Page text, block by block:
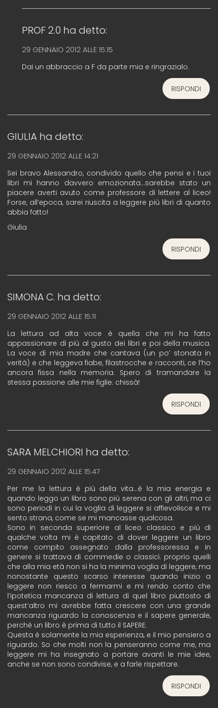
PROF 2.0 ha detto:
29 GENNAIO 2012 ALLE 15:15
Dai un abbraccio a F da parte mia e ringrazialo.
RISPONDI
GIULIA ha detto:
29 GENNAIO 2012 ALLE 14:21
Sei bravo Alessandro, condivido quello che pensi e i tuoi
libri mi hanno davvero emozionata…sarebbe stato un
piacere averti avuto come professore di lettere al liceo!
Forse, all’epoca, sarei riuscita a leggere più libri di quanto
abbia fatto!
Giulia
RISPONDI
SIMONA C. ha detto:
29 GENNAIO 2012 ALLE 15:11
La lettura ad alta voce è quella che mi ha fatto
appassionare di più al gusto dei libri e poi della musica.
La voce di mia madre che cantava (un po’ stonata in
verità) e che leggeva fiabe, filastrocche e racconti, ce l’ho
ancora fissa nella memoria. Spero di tramandare la
stessa passione alle mie figlie: chissà!
RISPONDI
SARA MELCHIORI ha detto:
29 GENNAIO 2012 ALLE 15:47
Per me la lettura è più della vita…è la mia energia e
quando leggo un libro sono più serena con gli altri, ma ci
sono periodi in cui la voglia di leggere si affievolisce e mi
sento strana, come se mi mancasse qualcosa.
Sono in seconda superiore al liceo classico e più di
qualche volta mi è capitato di dover leggere un libro
come compito assegnato dalla professoressa e in
genere si trattava di commedie o classici: proprio quelli
che alla mia età non si ha la minima voglia di leggere, ma
nonostante questo scarso interesse quando inizio a
leggere non riesco a fermarmi e mi rendo conto che
l’ipotetica mancanza di lettura di quel libro piuttosto di
quest’altro mi avrebbe fatta crescere con una grande
mancanza riguardo la conoscenza e il sapere generale,
perchè un libro è prima di tutto il SAPERE.
Questa è solamente la mia esperienza, e il mio pensiero a
riguardo. So che molti non la penseranno come me, ma
leggere mi ha insegnato a portare avanti le mie idee,
anche se non sono condivise, e a farle rispettare.
RISPONDI